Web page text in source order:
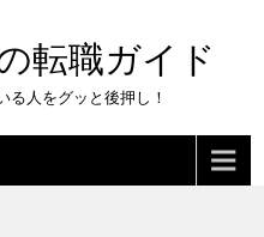
転職ガイド
る人をグッと後押し！